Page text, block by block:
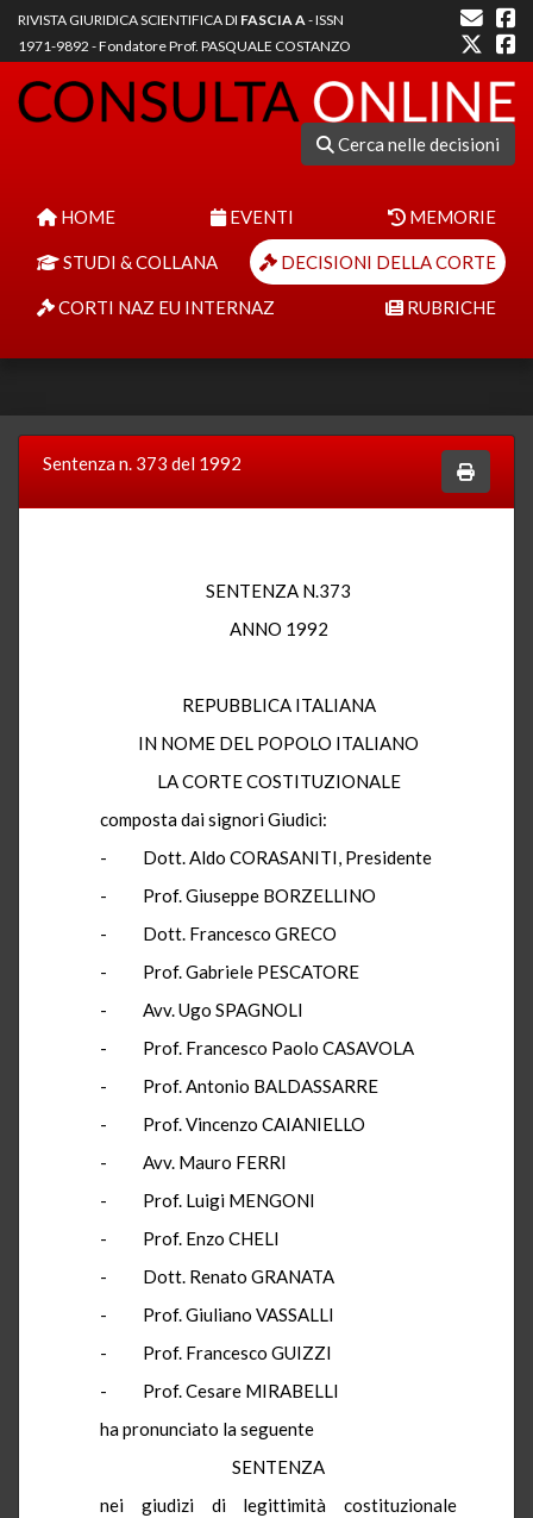
RIVISTA GIURIDICA SCIENTIFICA DI FASCIA A- ISSN
1971-9892 - Fondatore Prof. PASQUALE COSTANZO
Cerca nelle decisioni
HOME EVENTI MEMORIE
STUDI & COLLANA DECISIONI DELLA CORTE
CORTI NAZ EU INTERNAZ RUBRICHE
Sentenza n. 373 del 1992
SENTENZA N.373
ANNO 1992
REPUBBLICA ITALIANA
IN NOME DEL POPOLO ITALIANO
LA CORTE COSTITUZIONALE
composta dai signori Giudici:
- Dott. Aldo CORASANITI, Presidente
- Prof. Giuseppe BORZELLINO
- Dott. Francesco GRECO
- Prof. Gabriele PESCATORE
- Avv. Ugo SPAGNOLI
- Prof. Francesco Paolo CASAVOLA
- Prof. Antonio BALDASSARRE
- Prof. Vincenzo CAIANIELLO
- Avv. Mauro FERRI
- Prof. Luigi MENGONI
- Prof. Enzo CHELI
- Dott. Renato GRANATA
- Prof. Giuliano VASSALLI
- Prof. Francesco GUIZZI
- Prof. Cesare MIRABELLI
ha pronunciato la seguente
SENTENZA
nei giudizi di legittimità costituzionale